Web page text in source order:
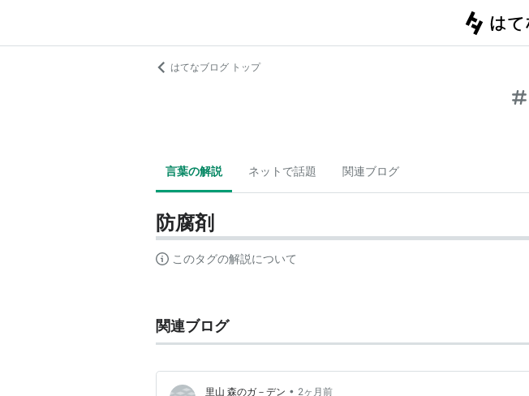
はてなブログ トップ
言葉の解説 ネットで話題 関連ブログ
防腐剤
このタグの解説について
関連ブログ
里山 森のガ－デン • 2ヶ月前